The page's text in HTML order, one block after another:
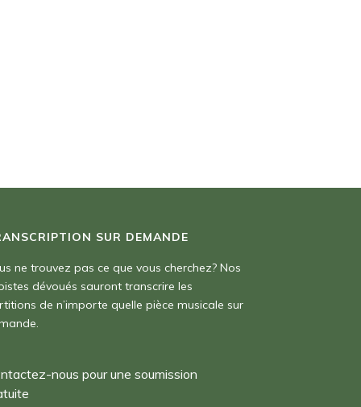
SUR DEMANDE
ne trouvez pas ce que vous cherchez? Nos
dévoués sauront transcrire les
de n’importe quelle pièce musicale sur
nous pour une soumission